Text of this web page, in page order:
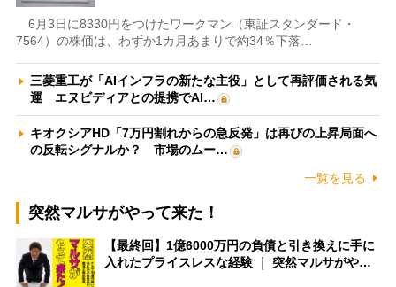
6月3日に8330円をつけたワークマン（東証スタンダード・
7564）の株価は、わずか1カ月あまりで約34％下落…
三菱重工が「AIインフラの新たな主役」として再評価される気
運 エヌビディアとの提携でAI…
キオクシアHD「7万円割れからの急反発」は再びの上昇局面へ
の反転シグナルか？ 市場のムー…
一覧を見る
突然マルサがやって来た！
【最終回】1億6000万円の負債と引き換えに手に
入れたプライスレスな経験 ｜ 突然マルサがや…